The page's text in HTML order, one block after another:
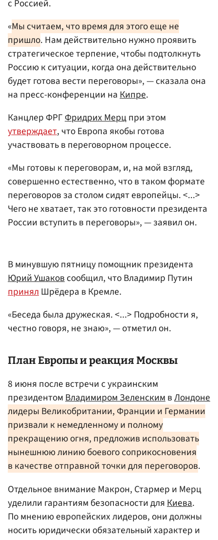
с Россией.
«Мы считаем, что время для этого еще не
пришло. Нам действительно нужно проявить
стратегическое терпение, чтобы подтолкнуть
Россию к ситуации, когда она действительно
будет готова вести переговоры», — сказала она
на пресс-конференции наКипре.
Канцлер ФРГФридрих Мерцпри этом
утверждает, что Европа якобы готова
участвовать в переговорном процессе.
«Мы готовы к переговорам, и, на мой взгляд,
совершенно естественно, что в таком формате
переговоров за столом сидят европейцы. <...>
Чего не хватает, так это готовности президента
России вступить в переговоры», — заявил он.
В минувшую пятницу помощник президента
Юрий Ушаковсообщил, что Владимир Путин
принялШрёдера в Кремле.
«Беседа была дружеская. <...> Подробности я,
честно говоря, не знаю», — отметил он.
План Европы и реакция Москвы
8 июня после встречи с украинским
президентомВладимиром ЗеленскимвЛондоне
лидеры Великобритании, Франции и Германии
призвали к немедленному и полному
прекращению огня, предложив использовать
нынешнюю линию боевого соприкосновения
в качестве отправной точки для переговоров.
Отдельное внимание Макрон, Стармер и Мерц
уделили гарантиям безопасности дляКиева.
По мнению европейских лидеров, они должны
носить юридически обязательный характер и